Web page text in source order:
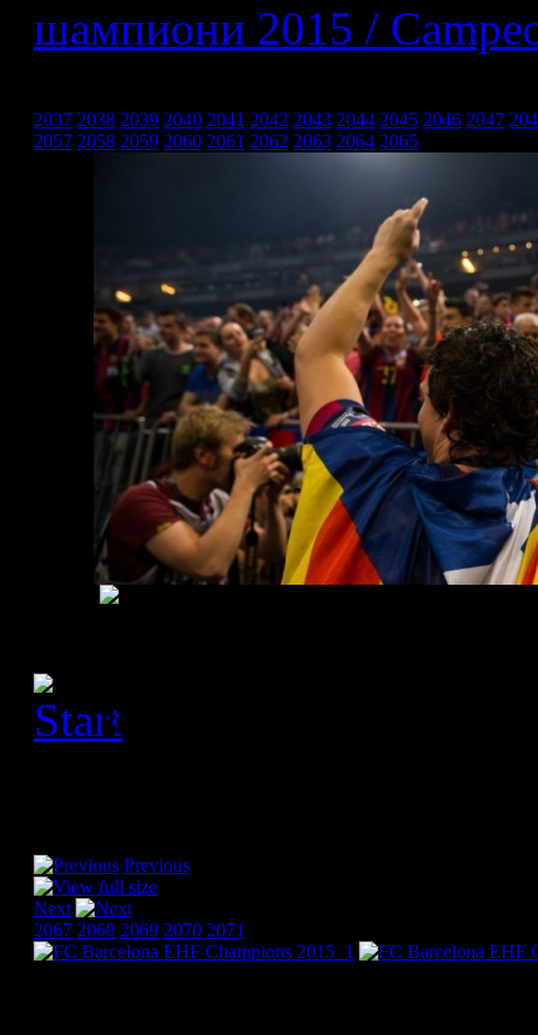
шампиони 2015 /
2037 2038 2039 2040 2041 2042 2043 2044 2045 2046 2047
2057 2058 2059 2060 2061 2062 2063 2064 2065
Previous
Next
2067 2068 2069 2070 2071